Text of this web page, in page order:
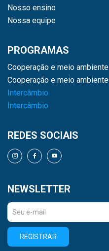
Nosso ensino
Nossa equipe
PROGRAMAS
Cooperação e meio ambiente
Cooperação e meio ambiente
Intercâmbio
Intercâmbio
REDES SOCIAIS
NEWSLETTER
REGISTRAR